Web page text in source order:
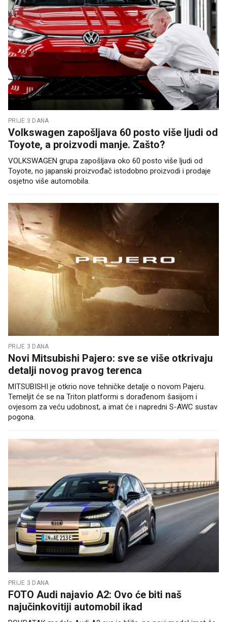
PRIJE 3 DANA
Volkswagen zapošljava 60 posto više ljudi od
Toyote, a proizvodi manje. Zašto?
VOLKSWAGEN grupa zapošljava oko 60 posto više ljudi od
Toyote, no japanski proizvođač istodobno proizvodi i prodaje
osjetno više automobila.
PRIJE 3 DANA
Novi Mitsubishi Pajero: sve se više otkrivaju
detalji novog pravog terenca
MITSUBISHI je otkrio nove tehničke detalje o novom Pajeru.
Temeljit će se na Triton platformi s dorađenom šasijom i
ovjesom za veću udobnost, a imat će i napredni S-AWC sustav
pogona.
PRIJE 3 DANA
FOTO Audi najavio A2: Ovo će biti naš
najučinkovitiji automobil ikad